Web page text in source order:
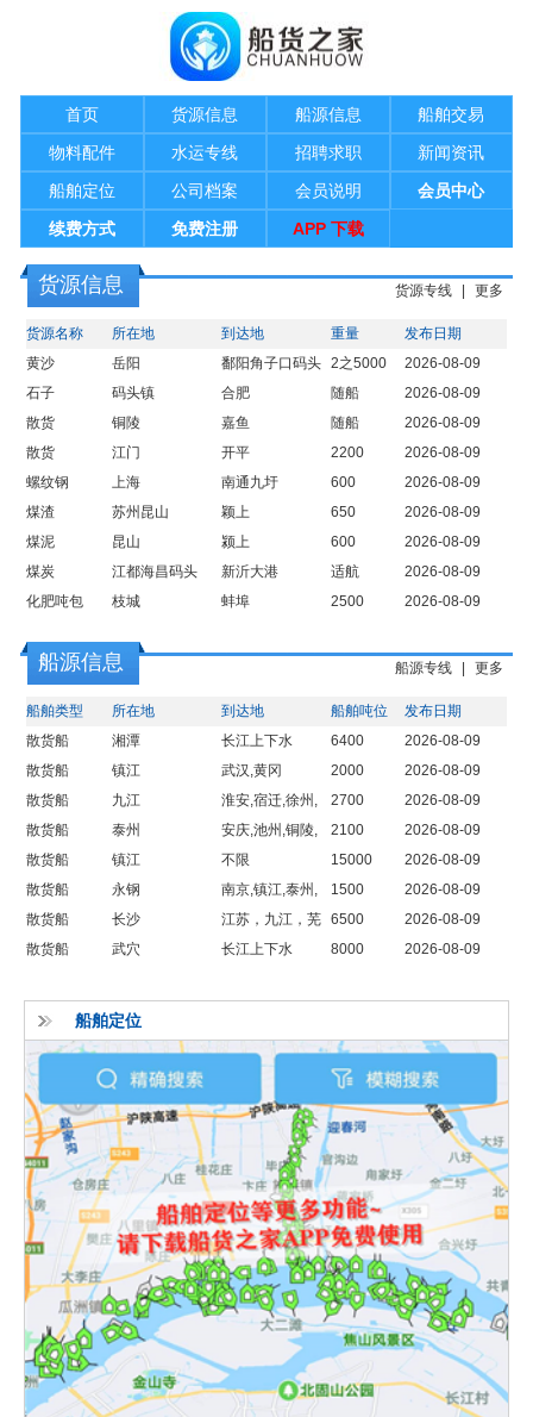
首页 货源信息 船源信息
船舶交易
物料配件
水运专线 招聘求职
新闻资讯
船舶定位
公司档案 会员说明
会员中心
续费方式
免费注册 APP 下载
货源专线 更多
货源信息
货源名称 所在地 到达地 重量
发布日期
黄沙
岳阳 鄱阳角子口码头 2之5000
2026-08-09
石子
码头镇 合肥 随船
2026-08-09
散货
铜陵 嘉鱼 随船
2026-08-09
散货
江门 开平 2200
2026-08-09
螺纹钢
上海 南通九圩 600
2026-08-09
煤渣
苏州昆山 颖上 650
2026-08-09
煤泥
昆山 颍上 600
2026-08-09
煤炭
江都海昌码头 新沂大港 适航
2026-08-09
化肥吨包
枝城 蚌埠 2500 2026-08-09
船源专线 更多
船源信息
船舶类型 所在地 到达地 船舶吨位
发布日期
散货船
湘潭 长江上下水 6400
2026-08-09
散货船
镇江 武汉,黄冈 2000
2026-08-09
散货船
九江
淮安,宿迁,徐州,
微山,济宁,枣庄
2700
2026-08-09
散货船
泰州
安庆,池州,铜陵,
赣州,武汉,鄂州
2100
2026-08-09
散货船
镇江 不限 15000
2026-08-09
散货船
永钢
南京,镇江,泰州,
蚌埠,淮南,滁州,
六安,淮安
1500
2026-08-09
散货船
长沙
江苏，九江，芜
湖
6500
2026-08-09
散货船
武穴 长江上下水 8000 2026-08-09
船舶定位